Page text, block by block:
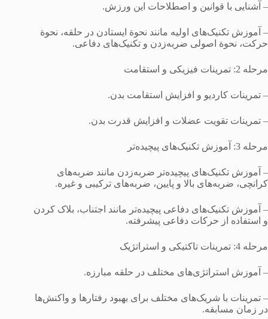
– آشنایی با قوانین و اصطلاحات این ورزش.
– آموزش تکنیک‌های اولیه مانند نحوة ایستادن در حلقه، نحوة
حرکت، نحوة اصولی ضربه‌زدن و تکنیک‌های دفاعی.
مرحله 2: تمرینات فیزیکی و استقامت
– تمرینات کاردیو و افزایش استقامت بدن.
– تمرینات تقویت عضلات و افزایش قدرت بدن.
مرحله 3: آموزش تکنیک‌های پیچیده‌تر
– آموزش تکنیک‌های پیچیده‌تر ضربه‌زدن مانند ضربه‌های
کرانچی، ضربه‌های بالا و پایین، ضربه‌های ترکیبی و غیره.
– آموزش تکنیک‌های دفاعی پیچیده‌تر مانند اجتناب، بلاک کردن
و استفاده از حرکات دفاعی پیشرفته.
مرحله 4: تمرینات تاکتیکی و استراتژیک
– آموزش استراتژی‌های مختلف در حلقه مبارزه.
– تمرینات با شریک‌های مختلف برای بهبود رفتارها و واکنش‌ها
در زمان مسابقه.